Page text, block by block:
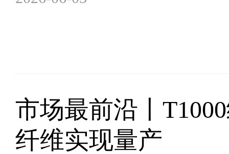
市场最前沿丨
纤维实现量产